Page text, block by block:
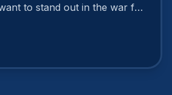
to stand out in the war for